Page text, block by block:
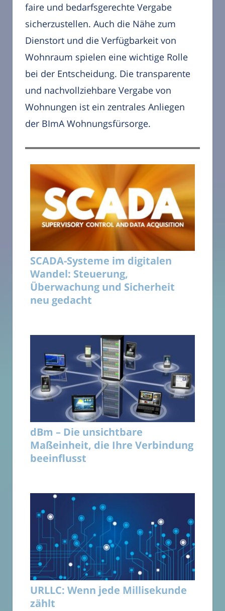
faire und bedarfsgerechte Vergabe
sicherzustellen. Auch die Nähe zum
Dienstort und die Verfügbarkeit von
Wohnraum spielen eine wichtige Rolle
bei der Entscheidung. Die transparente
und nachvollziehbare Vergabe von
Wohnungen ist ein zentrales Anliegen
der BImA Wohnungsfürsorge.
SCADA-Systeme im digitalen
Wandel: Steuerung,
Überwachung und Sicherheit
neu gedacht
dBm – Die unsichtbare
Maßeinheit, die Ihre Verbindung
beeinflusst
URLLC: Wenn jede Millisekunde
zählt